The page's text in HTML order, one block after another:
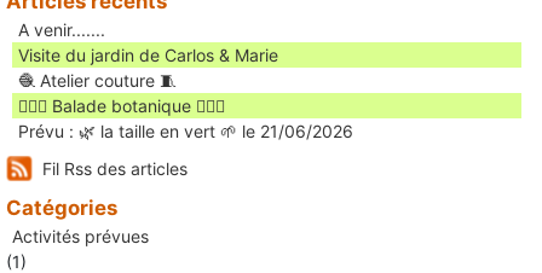
A venir.......
Visite du jardin de Carlos & Marie
🧶 Atelier couture 🧵
🚶🏻‍♀️ Balade botanique 🚶🏻‍♂️
Prévu : 🌿 la taille en vert 🌱 le 21/06/2026
Fil Rss des articles
Catégories
Activités prévues
(1)